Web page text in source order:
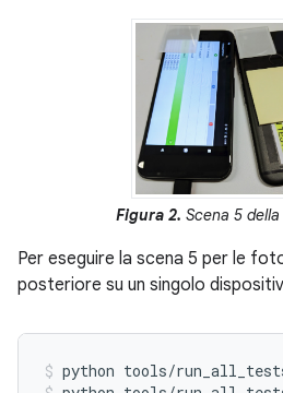
Figura 2. Scena 5
Per eseguire la scena 5 per le
posteriore su un singolo
python tools/